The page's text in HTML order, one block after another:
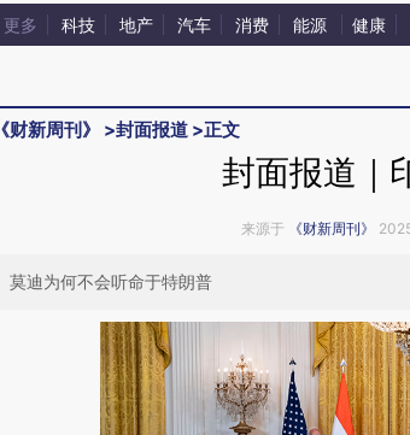
更多 科技 地产 汽车 消费 能源 健康
《财新周刊》 >封面报道 >正文
封面报道｜
来源于 《财新周刊》
莫迪为何不会听命于特朗普